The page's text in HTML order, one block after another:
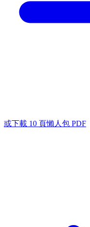
或下載 10 頁懶人包 PDF